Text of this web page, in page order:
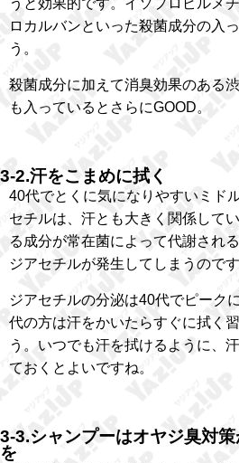
ロカルバンといった殺菌成分の入
う。
殺菌成分に加えて消臭効果のある
も入っているとさらにGOOD。
3-2.汗をこまめに拭く
40代でとくに気になりやすいミド
セチルは、汗とも大きく関係して
る成分が常在菌によって代謝され
ジアセチルが発生してしまうのです
ジアセチルの分泌は40代でピーク
代の方は汗をかいたらすぐに拭く
う。いつでも汗を拭けるように、
ておくとよいですね。
3-3.シャンプーはオヤジ臭対
を